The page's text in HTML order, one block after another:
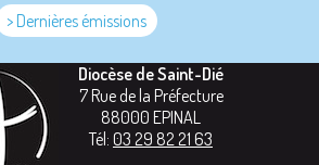
> Dernières émissions
Diocèse de Saint-Dié
7 Rue de la Préfecture
88000 EPINAL
Tél: 03 29 82 21 63